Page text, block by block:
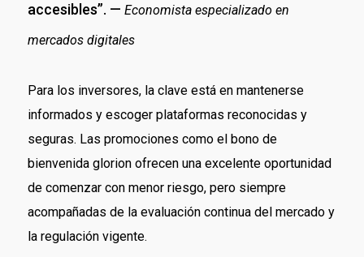
accesibles”. — Economista especializado en
mercados digitales
Para los inversores, la clave está en mantenerse
informados y escoger plataformas reconocidas y
seguras. Las promociones como el bono de
bienvenida glorion ofrecen una excelente oportunidad
de comenzar con menor riesgo, pero siempre
acompañadas de la evaluación continua del mercado y
la regulación vigente.